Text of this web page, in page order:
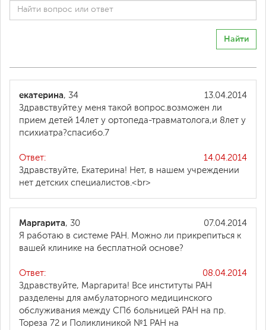
Найти
13.04.2014
екатерина, 34
Здравствуйте.у меня такой вопрос.возможен ли
прием детей 14лет у ортопеда-травматолога,и 8лет у
психиатра?спасибо.7
14.04.2014
Ответ:
Здравствуйте, Екатерина! Нет, в нашем учреждении
нет детских специалистов.<br>
07.04.2014
Маргарита, 30
Я работаю в системе РАН. Можно ли прикрепиться к
вашей клинике на бесплатной основе?
08.04.2014
Ответ:
Здравствуйте, Маргарита! Все институты РАН
разделены для амбулаторного медицинского
обслуживания между СПб больницей РАН на пр.
Тореза 72 и Поликлиникой №1 РАН на